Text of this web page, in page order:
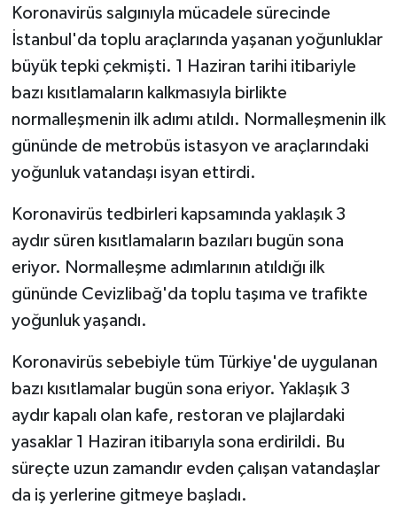
Koronavirüs salgınıyla mücadele sürecinde
İstanbul'da toplu araçlarında yaşanan yoğunluklar
büyük tepki çekmişti. 1 Haziran tarihi itibariyle
bazı kısıtlamaların kalkmasıyla birlikte
normalleşmenin ilk adımı atıldı. Normalleşmenin ilk
gününde de metrobüs istasyon ve araçlarındaki
yoğunluk vatandaşı isyan ettirdi.
Koronavirüs tedbirleri kapsamında yaklaşık 3
aydır süren kısıtlamaların bazıları bugün sona
eriyor. Normalleşme adımlarının atıldığı ilk
gününde Cevizlibağ'da toplu taşıma ve trafikte
yoğunluk yaşandı.
Koronavirüs sebebiyle tüm Türkiye'de uygulanan
bazı kısıtlamalar bugün sona eriyor. Yaklaşık 3
aydır kapalı olan kafe, restoran ve plajlardaki
yasaklar 1 Haziran itibarıyla sona erdirildi. Bu
süreçte uzun zamandır evden çalışan vatandaşlar
da iş yerlerine gitmeye başladı.